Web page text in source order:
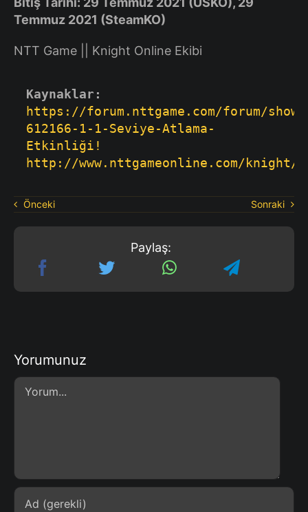
Temmuz 2021 (SteamKO)
NTT Game || Knight Online Ekibi
Kaynaklar:
https://forum.nttgame.com/forum/
612166-1-1-Seviye-Atlama-
Etkinliği!
http://www.nttgameonline.com/knight/
Önceki Sonraki
Paylaş:
Yorumunuz
Comment